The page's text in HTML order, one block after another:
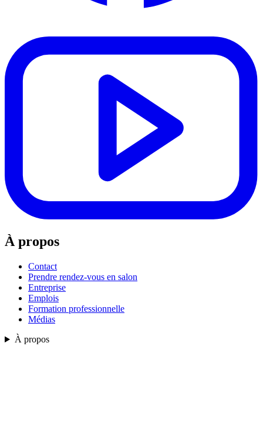
À propos
Contact
Prendre rendez-vous en salon
Entreprise
Emplois
Formation professionnelle
Médias
À propos